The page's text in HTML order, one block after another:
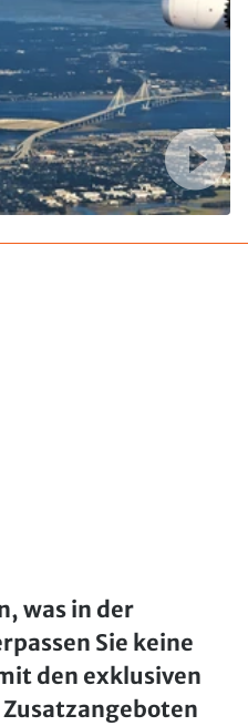
was in der
Sie keine
den exklusiven